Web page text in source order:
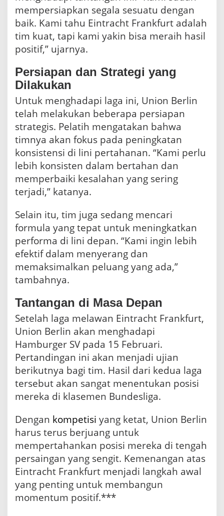
mempersiapkan segala sesuatu dengan
baik. Kami tahu Eintracht Frankfurt adalah
tim kuat, tapi kami yakin bisa meraih hasil
positif,” ujarnya.
Persiapan dan Strategi yang
Dilakukan
Untuk menghadapi laga ini, Union Berlin
telah melakukan beberapa persiapan
strategis. Pelatih mengatakan bahwa
timnya akan fokus pada peningkatan
konsistensi di lini pertahanan. “Kami perlu
lebih konsisten dalam bertahan dan
memperbaiki kesalahan yang sering
terjadi,” katanya.
Selain itu, tim juga sedang mencari
formula yang tepat untuk meningkatkan
performa di lini depan. “Kami ingin lebih
efektif dalam menyerang dan
memaksimalkan peluang yang ada,”
tambahnya.
Tantangan di Masa Depan
Setelah laga melawan Eintracht Frankfurt,
Union Berlin akan menghadapi
Hamburger SV pada 15 Februari.
Pertandingan ini akan menjadi ujian
berikutnya bagi tim. Hasil dari kedua laga
tersebut akan sangat menentukan posisi
mereka di klasemen Bundesliga.
Dengan kompetisi yang ketat, Union Berlin
harus terus berjuang untuk
mempertahankan posisi mereka di tengah
persaingan yang sengit. Kemenangan atas
Eintracht Frankfurt menjadi langkah awal
yang penting untuk membangun
momentum positif.***